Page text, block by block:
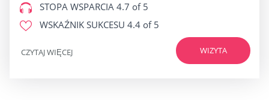
STOPA WSPARCIA 4.7 of 5
WSKAŹNIK SUKCESU 4.4 of 5
WIZYTA
CZYTAJ WIĘCEJ